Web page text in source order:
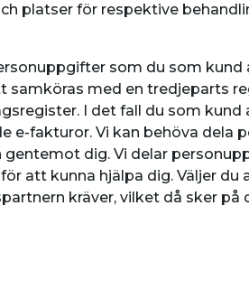
platser för respektive
som du som
med en tredjeparts
I det fall du som
e-fakturor. Vi kan behöva
dig. Vi delar
att kunna hjälpa dig. Väljer
kräver, vilket då sker på